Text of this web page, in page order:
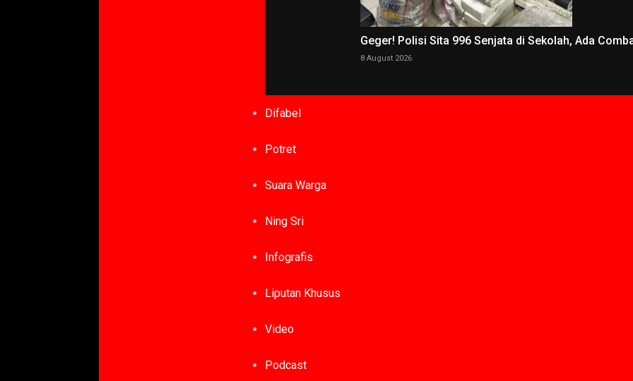
Geger! Polisi Sita 996 Senjata di Sekolah, Ada
8 August 2026
Difabel
Potret
Suara Warga
Ning Sri
Infografis
Liputan Khusus
Video
Podcast